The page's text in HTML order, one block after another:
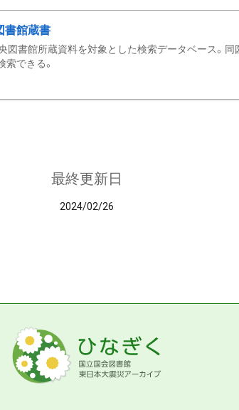
書館蔵書
図書館所蔵資料を対象とした検索データベース。同
索できる。
最終更新日
2024/02/26